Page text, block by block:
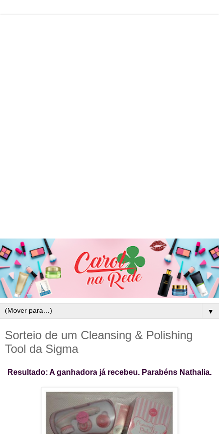
▼
Sorteio de um Cleansing & Polishing
Tool da Sigma
Resultado: A ganhadora já recebeu. Parabéns Nathalia.